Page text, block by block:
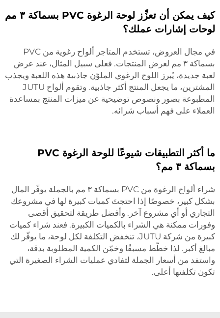
كيف يمكن أن تعزِّز لوحة الرغوة PVC بسماكة ٣ مم
لوحات إشارات عملك؟
في مجال العروض، تستخدم المتاجر ألواح رغوية من PVC
بسماكة ٣ مم لعرض المنتجات. فعلى سبيل المثال، عند عرض
لعبة جديدة، يُبرز اللوح الرغوي الملوّن جاذبية هذه اللعبة ويجذب
المشترين، ما يجعل المنتج أكثر جاذبية. وتقوم ألواح JUTU
المطبوعة بصور ونصوص توضيحية عن ميزات المنتج بمساعدة
العملاء على فهم أسباب شرائه.
ما أكثر التطبيقات شيوعًا للوحة الرغوة PVC
بسماكة ٣ مم؟
شراء ألواح الرغوة من PVC بسماكة ٣ مم بالجملة يوفّر المال
بشكل كبير، خصوصًا إذا احتجتَ كميات كبيرة لها في مشروعك
التجاري أو أي مشروع آخر. وأفضل طريقة لتحقيق أقصى
وفورات ممكنة هي الشراء بالكميات الكبيرة. فعند شراء كميات
كبيرة من شركة JUTU، تنخفض التكلفة لكل لوحة، ما يوفّر لك
مبالغ أكبر. لذا خطّط مسبقًا وخمّن الكمية المطلوبة بدقة،
واستفد من أسعار الجملة لتفادي عمليات الشراء الصغيرة التي
تكون تكلفتها أعلى.